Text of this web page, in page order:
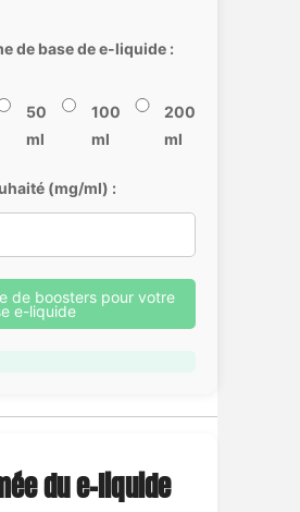
de base de e-liquide :
50
ml
100
ml
200
ml
(mg/ml) :
de boosters pour votre
e-liquide
du e-liquide